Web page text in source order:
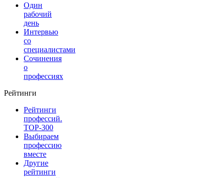
Один
рабочий
день
Интервью
со
специалистами
Сочинения
о
профессиях
Рейтинги
Рейтинги
профессий.
TOP-300
Выбираем
профессию
вместе
Другие
рейтинги